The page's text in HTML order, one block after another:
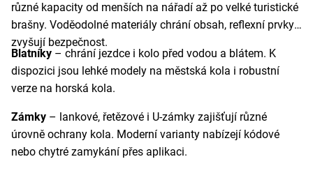
různé kapacity od menších na nářadí až po velké turistické
brašny. Voděodolné materiály chrání obsah, reflexní prvky
zvyšují bezpečnost.
Blatníky – chrání jezdce i kolo před vodou a blátem. K
dispozici jsou lehké modely na městská kola i robustní
verze na horská kola.
Zámky – lankové, řetězové i U-zámky zajišťují různé
úrovně ochrany kola. Moderní varianty nabízejí kódové
nebo chytré zamykání přes aplikaci.